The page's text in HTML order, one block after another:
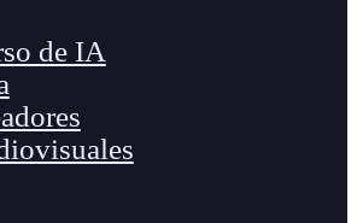
de IA